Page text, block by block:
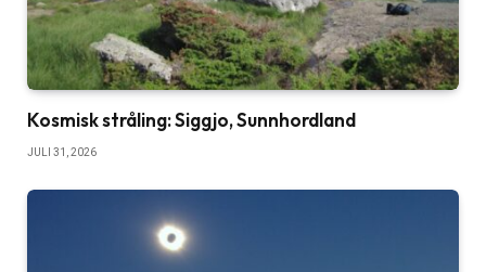
Kosmisk stråling: Siggjo, Sunnhordland
JULI 31, 2026